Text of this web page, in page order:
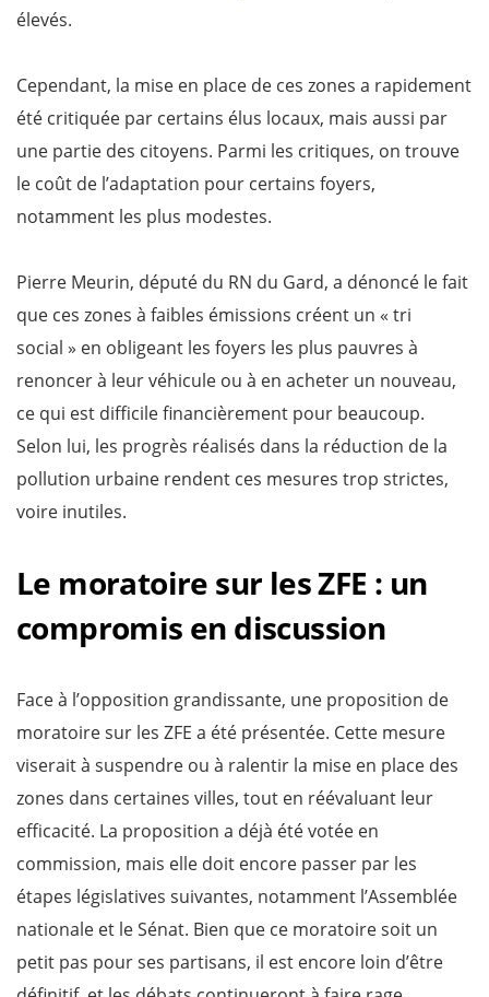
élevés.
Cependant, la mise en place de ces zones a rapidement
été critiquée par certains élus locaux, mais aussi par
une partie des citoyens. Parmi les critiques, on trouve
le coût de l’adaptation pour certains foyers,
notamment les plus modestes.
Pierre Meurin, député du RN du Gard, a dénoncé le fait
que ces zones à faibles émissions créent un « tri
social » en obligeant les foyers les plus pauvres à
renoncer à leur véhicule ou à en acheter un nouveau,
ce qui est difficile financièrement pour beaucoup.
Selon lui, les progrès réalisés dans la réduction de la
pollution urbaine rendent ces mesures trop strictes,
voire inutiles.
Le moratoire sur les ZFE : un
compromis en discussion
Face à l’opposition grandissante, une proposition de
moratoire sur les ZFE a été présentée. Cette mesure
viserait à suspendre ou à ralentir la mise en place des
zones dans certaines villes, tout en réévaluant leur
efficacité. La proposition a déjà été votée en
commission, mais elle doit encore passer par les
étapes législatives suivantes, notamment l’Assemblée
nationale et le Sénat. Bien que ce moratoire soit un
petit pas pour ses partisans, il est encore loin d’être